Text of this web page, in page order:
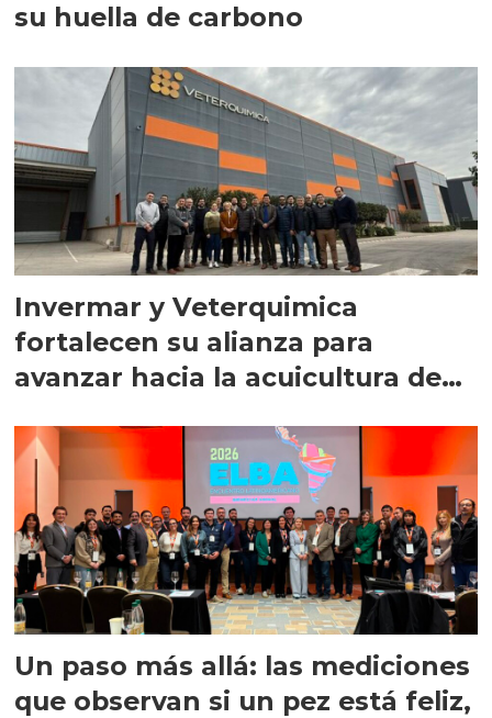
su huella de carbono
Invermar y Veterquimica
fortalecen su alianza para
avanzar hacia la acuicultura de
Un paso más allá: las mediciones
que observan si un pez está feliz,